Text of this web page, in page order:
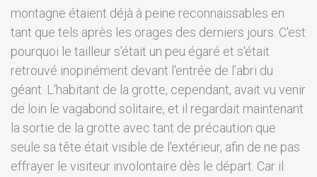
montagne étaient déjà à peine reconnaissables en
tant que tels après les orages des derniers jours. C'est
pourquoi le tailleur s'était un peu égaré et s'était
retrouvé inopinément devant l'entrée de l'abri du
géant. L'habitant de la grotte, cependant, avait vu venir
de loin le vagabond solitaire, et il regardait maintenant
la sortie de la grotte avec tant de précaution que
seule sa tête était visible de l'extérieur, afin de ne pas
effrayer le visiteur involontaire dès le départ. Car il